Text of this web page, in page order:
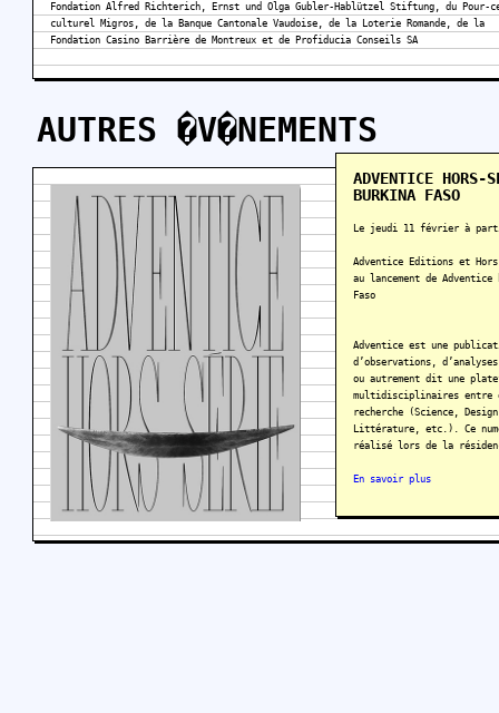
Fondation Alfred Richterich, Ernst und Olga Gubler-Hablützel Stiftung, du Pour-
culturel Migros, de la Banque Cantonale Vaudoise, de la Loterie Romande, de la
Fondation Casino Barrière de Montreux et de Profiducia Conseils SA
AUTRES �V�NEMENTS
ADVENTICE HORS-
BURKINA FASO
Le jeudi 11 février à
Adventice Editions et
au lancement de
Faso
Adventice est une
d’observations,
ou autrement dit une
multidisciplinaires entre
recherche (Science,
Littérature, etc.). Ce
réalisé lors de la
En savoir plus